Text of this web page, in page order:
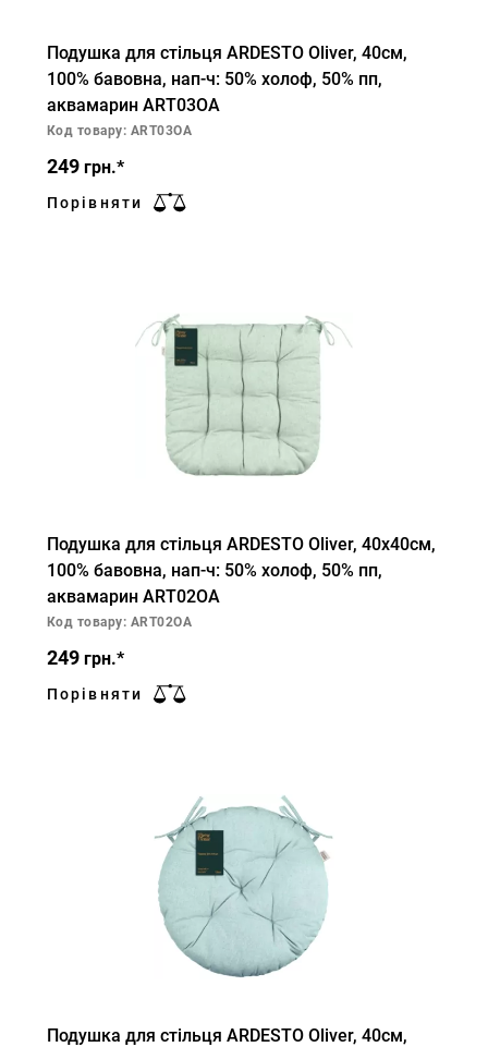
Подушка для стільця ARDESTO Oliver, 40см,
100% бавовна, нап-ч: 50% холоф, 50% пп,
аквамарин ART03OA
Код товару: ART03OA
249 грн.*
Порівняти
Подушка для стільця ARDESTO Oliver, 40х40см,
100% бавовна, нап-ч: 50% холоф, 50% пп,
аквамарин ART02OA
Код товару: ART02OA
249 грн.*
Порівняти
Подушка для стільця ARDESTO Oliver, 40см,